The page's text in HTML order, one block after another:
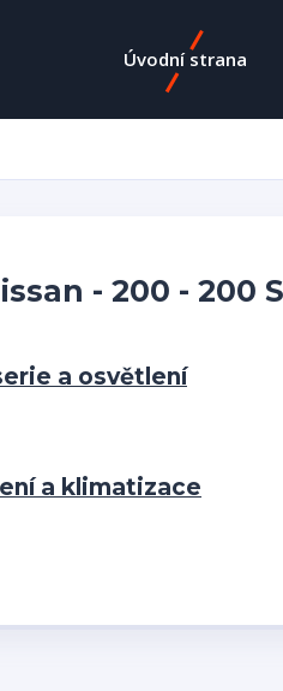
Úvodní strana
- 200 - 200
a osvětlení
a klimatizace